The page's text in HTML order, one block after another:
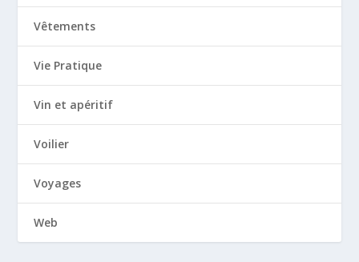
Vêtements
Vie Pratique
Vin et apéritif
Voilier
Voyages
Web